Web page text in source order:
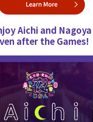
Aichi and Nagoya
after the Games!